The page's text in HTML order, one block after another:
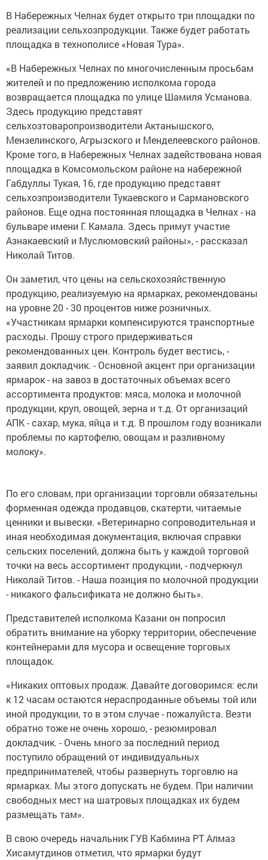
В Набережных Челнах будет открыто три площадки по
реализации сельхозпродукции. Также будет работать
площадка в технополисе «Новая Тура».
«В Набережных Челнах по многочисленным просьбам
жителей и по предложению исполкома города
возвращается площадка по улице Шамиля Усманова.
Здесь продукцию представят
сельхозтоваропроизводители Актанышского,
Мензелинского, Агрызского и Менделеевского районов.
Кроме того, в Набережных Челнах задействована новая
площадка в Комсомольском районе на набережной
Габдуллы Тукая, 16, где продукцию представят
сельхозпроизводители Тукаевского и Сармановского
районов. Еще одна постоянная площадка в Челнах - на
бульваре имени Г. Камала. Здесь примут участие
Азнакаевский и Муслюмовский районы», - рассказал
Николай Титов.
Он заметил, что цены на сельскохозяйственную
продукцию, реализуемую на ярмарках, рекомендованы
на уровне 20 - 30 процентов ниже розничных.
«Участникам ярмарки компенсируются транспортные
расходы. Прошу строго придерживаться
рекомендованных цен. Контроль будет вестись, -
заявил докладчик. - Основной акцент при организации
ярмарок - на завоз в достаточных объемах всего
ассортимента продуктов: мяса, молока и молочной
продукции, круп, овощей, зерна и т.д. От организаций
АПК - сахар, мука, яйца и т.д. В прошлом году возникали
проблемы по картофелю, овощам и разливному
молоку».
По его словам, при организации торговли обязательны
форменная одежда продавцов, скатерти, читаемые
ценники и вывески. «Ветеринарно сопроводительная и
иная необходимая документация, включая справки
сельских поселений, должна быть у каждой торговой
точки на весь ассортимент продукции, - подчеркнул
Николай Титов. - Наша позиция по молочной продукции
- никакого фальсификата не должно быть».
Представителей исполкома Казани он попросил
обратить внимание на уборку территории, обеспечение
контейнерами для мусора и освещение торговых
площадок.
«Никаких оптовых продаж. Давайте договоримся: если
к 12 часам остаются нераспроданные объемы той или
иной продукции, то в этом случае - пожалуйста. Везти
обратно тоже не очень хорошо, - резюмировал
докладчик. - Очень много за последний период
поступило обращений от индивидуальных
предпринимателей, чтобы развернуть торговлю на
ярмарках. Мы этого допускать не будем. При наличии
свободных мест на шатровых площадках их будем
размещать там».
В свою очередь начальник ГУВ Кабмина РТ Алмаз
Хисамутдинов отметил, что ярмарки будут